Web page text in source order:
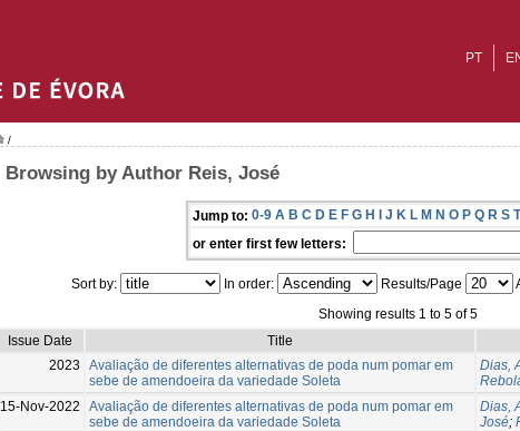
PT
/
Browsing by Author Reis, José
Jump to: 0-9 A B C D E F G H I J K L M N O P Q R S T
or enter first few letters:
Sort by: In order: Results/Page
Showing results 1 to 5 of 5
Issue Date
Title
2023
Avaliação de diferentes alternativas de poda num pomar em
sebe de amendoeira da variedade Soleta
Dias,
15-Nov-2022
Avaliação de diferentes alternativas de poda num pomar em
sebe de amendoeira da variedade Soleta
Dias,
José;